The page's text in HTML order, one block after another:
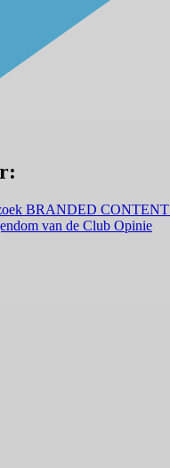
BRANDED CONTENT
van de Club Opinie